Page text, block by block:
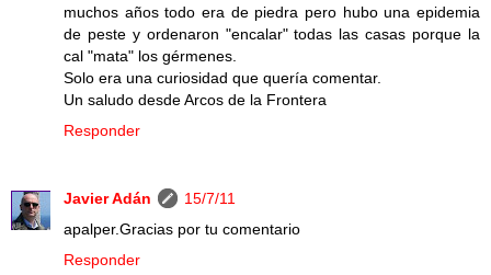
muchos años todo era de piedra pero hubo una epidemia
de peste y ordenaron "encalar" todas las casas porque la
cal "mata" los gérmenes.
Solo era una curiosidad que quería comentar.
Un saludo desde Arcos de la Frontera
Responder
Javier Adán
15/7/11
apalper.Gracias por tu comentario
Responder